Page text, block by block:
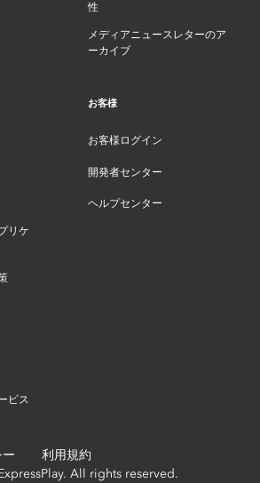
性
メディアニュースレターのア
ーカイブ
リケ
お客様
お客様ログイン
開発者センター
ヘルプセンター
ビス
利用規約
All rights reserved.